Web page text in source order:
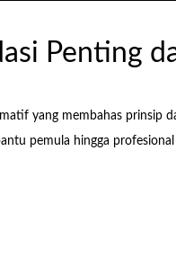
Penting
yang membahas prinsip
pemula hingga